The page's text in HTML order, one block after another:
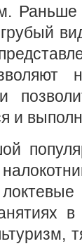
Раньше
и
в